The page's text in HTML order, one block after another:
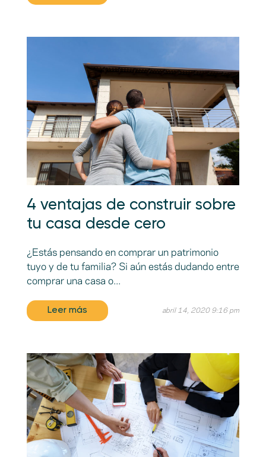
4 ventajas de construir sobre
tu casa desde cero
¿Estás pensando en comprar un patrimonio
tuyo y de tu familia? Si aún estás dudando entre
comprar una casa o...
Leer más abril 14, 2020 9:16 pm